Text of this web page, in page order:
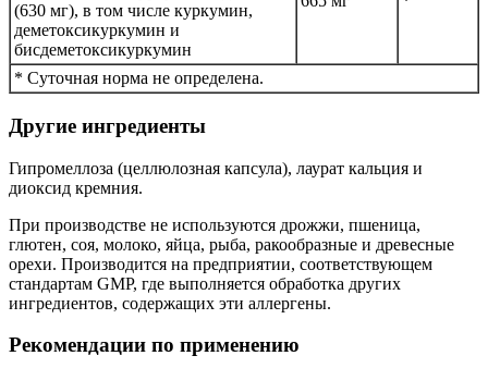
(630 мг), в том числе куркумин,
деметоксикуркумин и
бисдеметоксикуркумин
* Суточная норма не определена.
Другие ингредиенты
Гипромеллоза (целлюлозная капсула), лаурат кальция и
диоксид кремния.
При производстве не используются дрожжи, пшеница,
глютен, соя, молоко, яйца, рыба, ракообразные и древесные
орехи. Производится на предприятии, соответствующем
стандартам GMP, где выполняется обработка других
ингредиентов, содержащих эти аллергены.
Рекомендации по применению